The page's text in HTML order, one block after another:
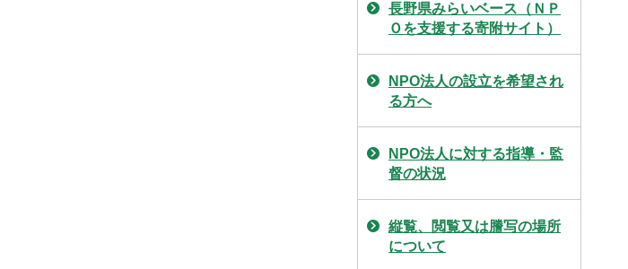
長野県みらいベース（ＮＰ
Ｏを支援する寄附サイト）
NPO法人の設立を希望され
る方へ
NPO法人に対する指導・監
督の状況
縦覧、閲覧又は謄写の場所
について